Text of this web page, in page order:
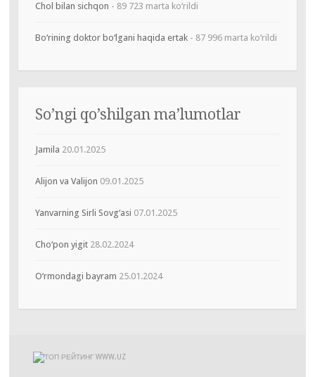
Chol bilan sichqon - 89 723 marta ko‘rildi
Bo‘rining doktor bo‘lgani haqida ertak- 87 996 marta ko‘rildi
So’ngi qo’shilgan ma’lumotlar
Jamila 20.01.2025
Alijon va Valijon 09.01.2025
Yanvarning Sirli Sovg‘asi 07.01.2025
Cho‘pon yigit 28.02.2024
O‘rmondagi bayram 25.01.2024